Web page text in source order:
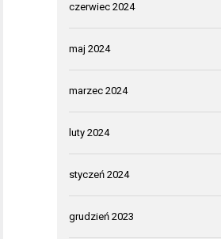
czerwiec 2024
maj 2024
marzec 2024
luty 2024
styczeń 2024
grudzień 2023